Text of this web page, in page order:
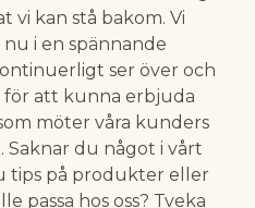
vi kan stå bakom. Vi
i en spännande
ser över och
att kunna erbjuda
möter våra kunders
Saknar du något i vårt
tips på produkter eller
passa hos oss? Tveka